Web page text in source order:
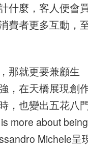
什麼，客人便會
費者更多互動，
那就更要兼顧生
，在天橋展現創
，也變出五花八
more about being
Michele呈